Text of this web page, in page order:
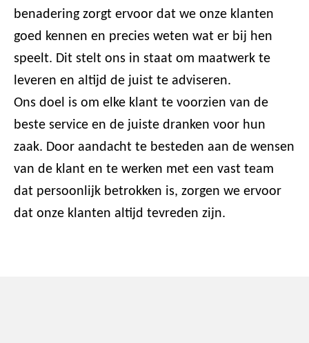
benadering zorgt ervoor dat we onze klanten
goed kennen en precies weten wat er bij hen
speelt. Dit stelt ons in staat om maatwerk te
leveren en altijd de juist te adviseren.
Ons doel is om elke klant te voorzien van de
beste service en de juiste dranken voor hun
zaak. Door aandacht te besteden aan de wensen
van de klant en te werken met een vast team
dat persoonlijk betrokken is, zorgen we ervoor
dat onze klanten altijd tevreden zijn.